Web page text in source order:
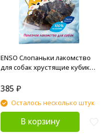
ENSO Слопаньки лакомство
для собак хрустящие кубики
385 ₽
Осталось несколько штук
В корзину